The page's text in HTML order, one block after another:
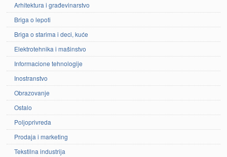
Arhitektura i građevinarstvo
Briga o lepoti
Briga o starima i deci, kuće
Elektrotehnika i mašinstvo
Informacione tehnologije
Inostranstvo
Obrazovanje
Ostalo
Poljoprivreda
Prodaja i marketing
Tekstilna industrija